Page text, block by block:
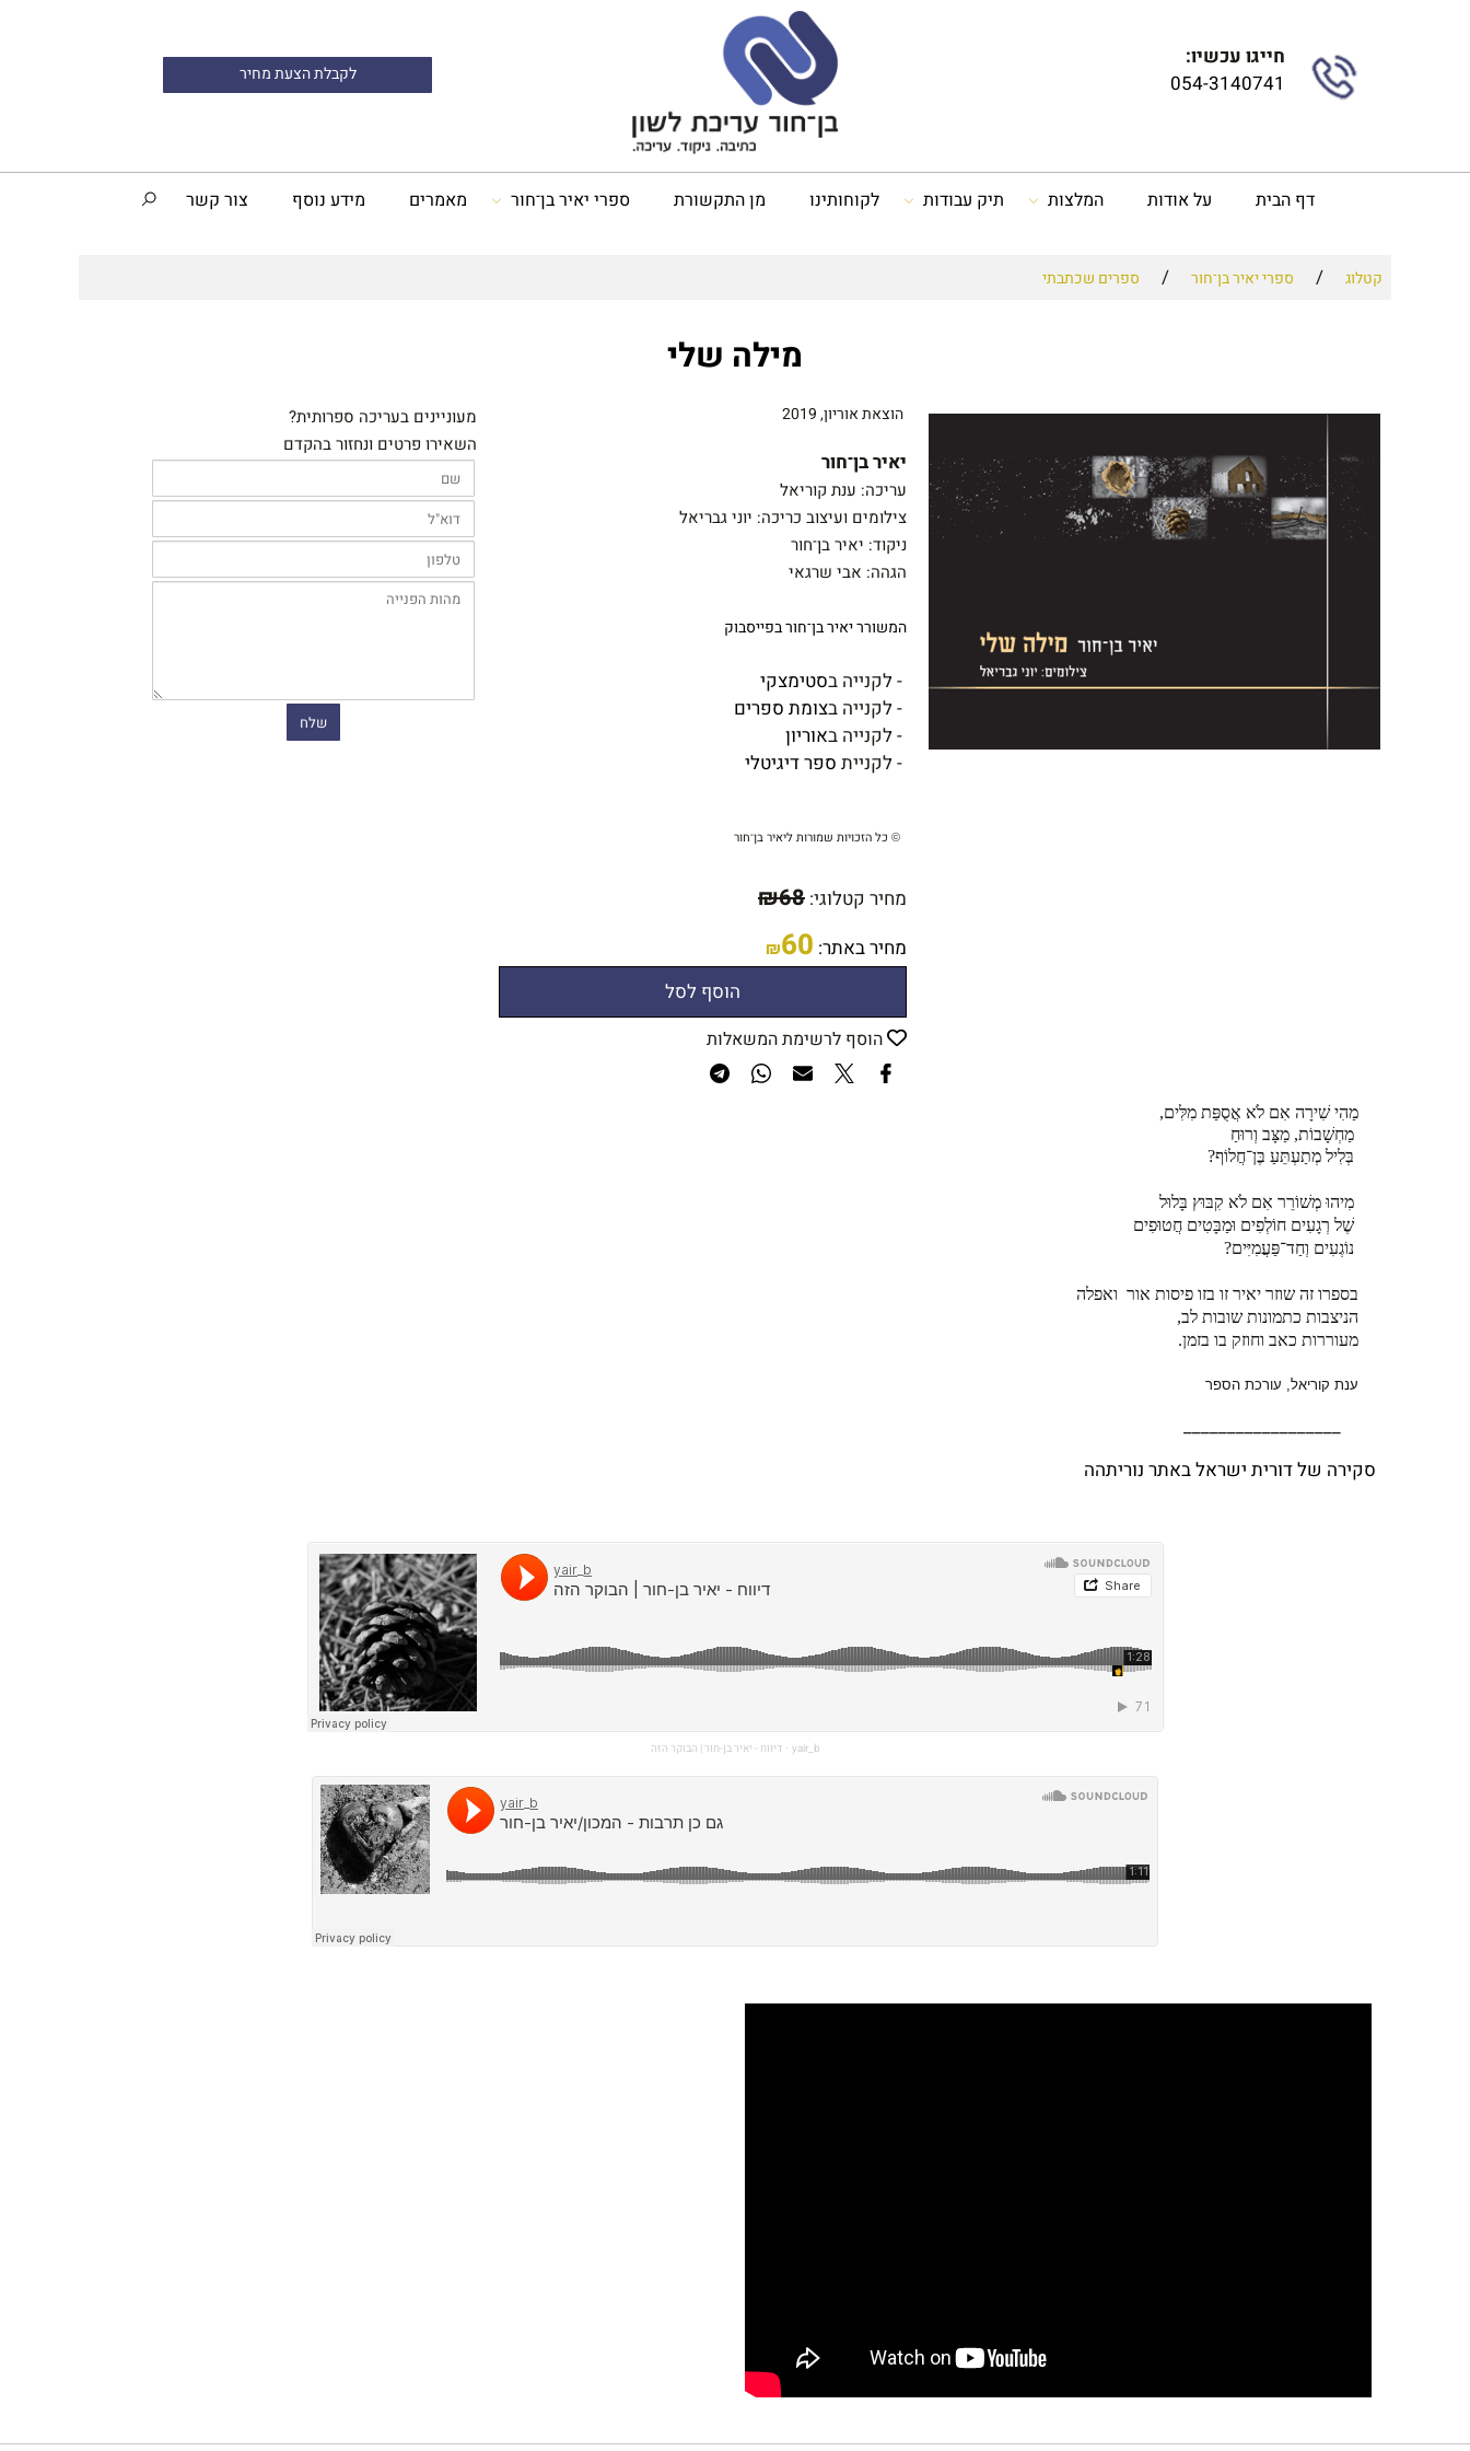
חייגו עכשיו:
054-3140741
לקבלת הצעת מחיר
דף הבית על אודות המלצות תיק עבודות לקוחותינו מן התקשורת ספרי יאיר בן־חור מאמרים מידע נוסף צור קשר
קטלוג / ספרי יאיר בן־חור / ספרים שכתבתי
מילה שלי
הוצאת אוריון, 2019
יאיר בן־חור
עריכה: ענת קוריאל
צילומים ועיצוב כריכה: יוני גבריאל
ניקוד: יאיר בן־חור
הגהה: אבי שרגאי
המשורר יאיר בן־חור בפייסבוק
- לקנייה בסטימצקי
- לקנייה בצומת ספרים
- לקנייה באוריון
- לקניית ספר דיגיטלי
© כל הזכויות שמורות ליאיר בן־חור
מחיר קטלוגי: ₪68
מחיר באתר: ₪60
הוסף לסל
הוסף לרשימת המשאלות
מעוניינים בעריכה ספרותית?
השאירו פרטים ונחזור בהקדם
מַהִי שִׁירָה אִם לֹא אֲסֻפַּת מִלִּים,
מַחְשָׁבוֹת, מַצָּב וְרוּחַ
בְּלִיל מְתַעְתֵּעַ בֶּן־חֲלוֹף?
מִיהוּ מְשׁוֹרֵר אִם לֹא קִבּוּץ בָּלוּל
שֶׁל רְגָעִים חוֹלְפִים וּמַבָּטִים חֲטוּפִים
נוֹגְעִים וְחַד־פַּעֲמִיִּים?
בספרו זה שוזר יאיר זו בזו פיסות אור ואפלה
הניצבות כתמונות שובות לב,
מעוררות כאב וחוזק בו בזמן.
ענת קוריאל, עורכת הספר
__________________
סקירה של דורית ישראל באתר נוריתהה
yair_b
·דיווח - יאיר בן-חור | הבוקר הזה